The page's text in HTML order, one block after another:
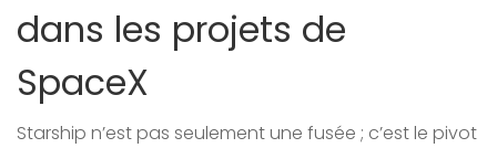
dans les projets de
SpaceX
Starship n’est pas seulement une fusée ; c’est le pivot